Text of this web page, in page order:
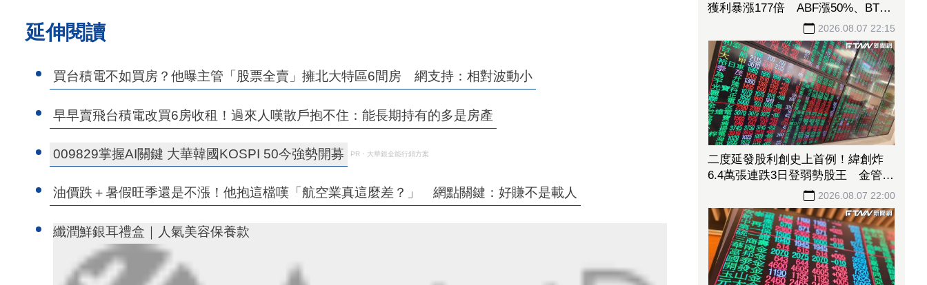
延伸閱讀
買台積電不如買房？他曝主管「股票全賣」擁北大特區6間房 網支持：相對波動小
早早賣飛台積電改買6房收租！過來人嘆散戶抱不住：能長期持有的多是房產
009829掌握AI關鍵 大華韓國KOSPI 50今強勢開募 PR・大華銀全能行銷方案
油價跌＋暑假旺季還是不漲！他抱這檔嘆「航空業真這麼差？」 網點關鍵：好賺不是載人
纖潤鮮銀耳禮盒｜人氣美容保養款
獲利暴漲177倍 ABF漲50%、BT漲
2026.08.07 22:15
二度延發股利創史上首例！緯創炸
6.4萬張連跌3日登弱勢股王 金管會
要求集保、證交所了解2026.08.07 22:00